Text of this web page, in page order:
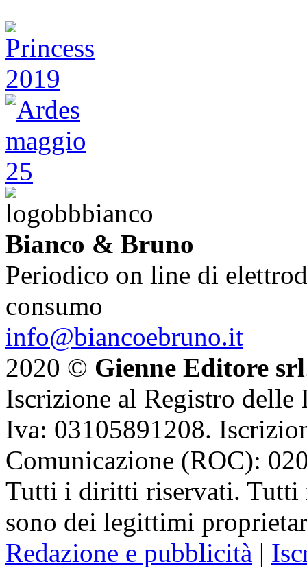
Bianco & Bruno
Periodico on line di
consumo
info@biancoebruno.it
2020 © Gienne Editore srl
Iscrizione al Registro delle
Iva: 03105891208.
Comunicazione (ROC):
Tutti i diritti riservati. Tutti
sono dei legittimi
Redazione e pubblicità |